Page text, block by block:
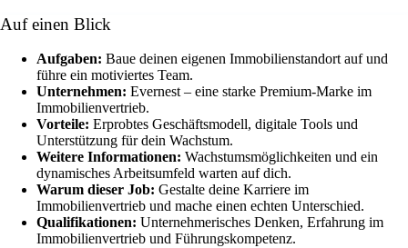
Auf einen Blick
Aufgaben: Baue deinen eigenen Immobilienstandort auf und
führe ein motiviertes Team.
Unternehmen: Evernest – eine starke Premium-Marke im
Immobilienvertrieb.
Vorteile: Erprobtes Geschäftsmodell, digitale Tools und
Unterstützung für dein Wachstum.
Weitere Informationen: Wachstumsmöglichkeiten und ein
dynamisches Arbeitsumfeld warten auf dich.
Warum dieser Job: Gestalte deine Karriere im
Immobilienvertrieb und mache einen echten Unterschied.
Qualifikationen: Unternehmerisches Denken, Erfahrung im
Immobilienvertrieb und Führungskompetenz.